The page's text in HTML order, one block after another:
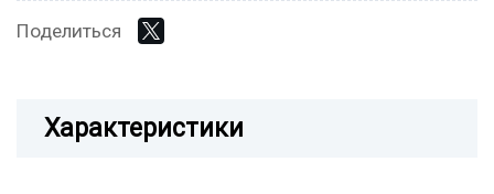
Поделиться
Характеристики